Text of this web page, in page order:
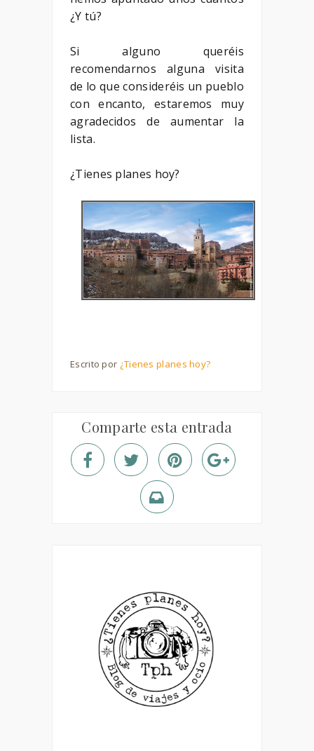
¿Y tú?
Si alguno queréis
recomendarnos alguna visita
de lo que consideréis un pueblo
con encanto, estaremos muy
agradecidos de aumentar la
lista.
¿Tienes planes hoy?
Escrito por ¿Tienes planes hoy?
Comparte esta entrada